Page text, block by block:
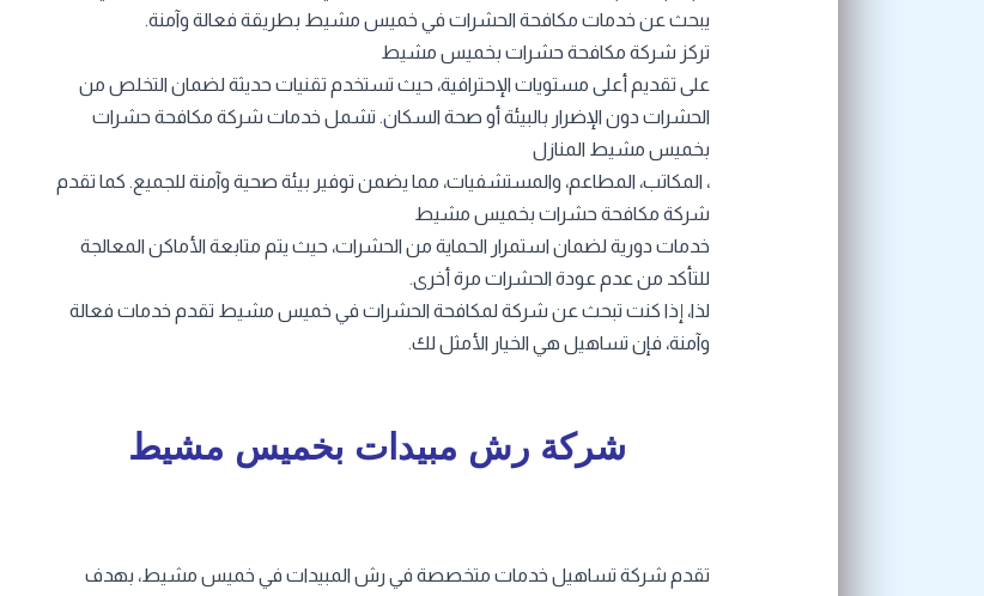
يبحث عن خدمات مكافحة الحشرات في خميس مشيط بطريقة فعالة وآمنة.
تركز شركة مكافحة حشرات بخميس مشيط
على تقديم أعلى مستويات الإحترافية، حيث تستخدم تقنيات حديثة لضمان التخلص من
الحشرات دون الإضرار بالبيئة أو صحة السكان. تشمل خدمات شركة مكافحة حشرات
بخميس مشيط المنازل
، المكاتب، المطاعم، والمستشفيات، مما يضمن توفير بيئة صحية وآمنة للجميع. كما تقدم
شركة مكافحة حشرات بخميس مشيط
خدمات دورية لضمان استمرار الحماية من الحشرات، حيث يتم متابعة الأماكن المعالجة
للتأكد من عدم عودة الحشرات مرة أخرى.
لذا، إذا كنت تبحث عن شركة لمكافحة الحشرات في خميس مشيط تقدم خدمات فعالة
وآمنة، فإن تساهيل هي الخيار الأمثل لك.
شركة رش مبيدات بخميس مشيط
تقدم شركة تساهيل خدمات متخصصة في رش المبيدات في خميس مشيط، بهدف